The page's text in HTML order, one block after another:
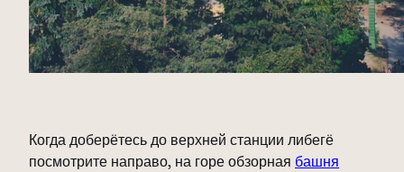
Когда доберётесь до верхней станции либегё
посмотрите направо, на горе обзорная башня